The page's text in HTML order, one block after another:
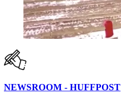
NEWSROOM - HUFFPOST